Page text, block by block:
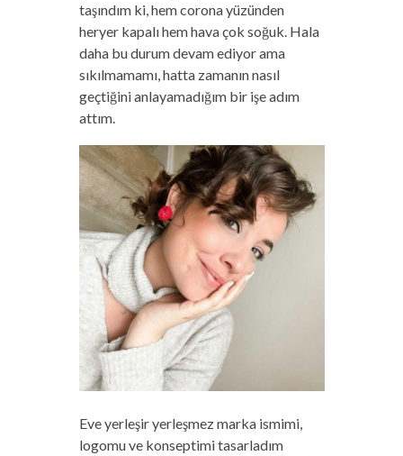
taşındım ki, hem corona yüzünden
heryer kapalı hem hava çok soğuk. Hala
daha bu durum devam ediyor ama
sıkılmamamı, hatta zamanın nasıl
geçtiğini anlayamadığım bir işe adım
attım.
Eve yerleşir yerleşmez marka ismimi,
logomu ve konseptimi tasarladım